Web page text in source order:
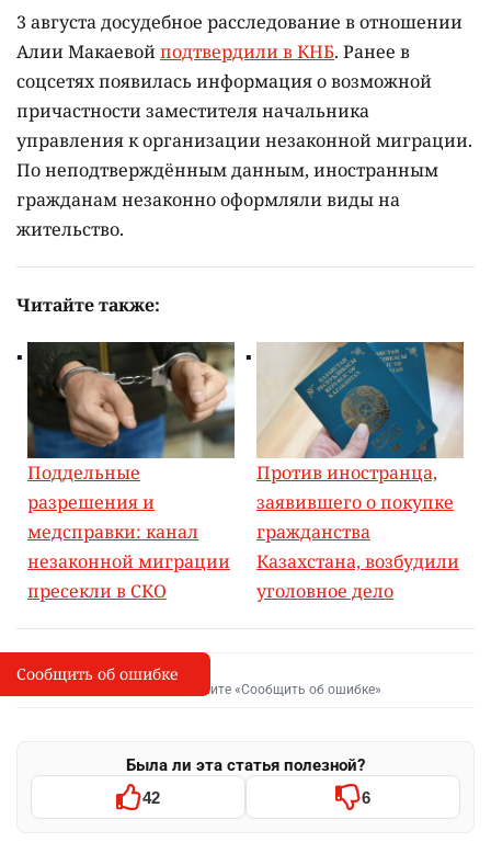
3 августа досудебное расследование в отношении
Алии Макаевойподтвердили в КНБ. Ранее в
соцсетях появилась информация о возможной
причастности заместителя начальника
управления к организации незаконной миграции.
По неподтверждённым данным, иностранным
гражданам незаконно оформляли виды на
жительство.
Читайте также:
Поддельные
разрешения и
медсправки: канал
незаконной миграции
пресекли в СКО
Против иностранца,
заявившего о покупке
гражданства
Казахстана, возбудили
уголовное дело
I
Сообщить об опечатке
Выделите фрагмент и нажмите «Сообщить об ошибке»
Была ли эта статья полезной?
42 6
Сообщить об ошибке